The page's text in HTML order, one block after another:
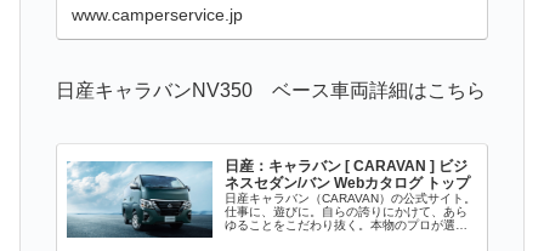
www.camperservice.jp
日産キャラバンNV350 ベース車両詳細はこちら
日産：キャラバン [ CARAVAN ] ビジ
ネスセダン/バン Webカタログ トップ
日産キャラバン（CARAVAN）の公式サイト。
仕事に、遊びに。自らの誇りにかけて、あら
ゆることをこだわり抜く。本物のプロが選ぶ